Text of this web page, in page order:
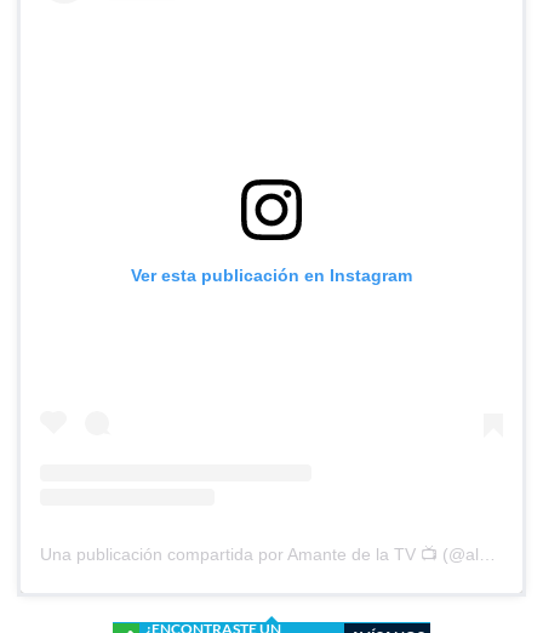
Ver esta publicación en Instagram
Una publicación compartida por Amante de la TV 📺 (@alguien_te_observa)
¿ENCONTRASTE UN